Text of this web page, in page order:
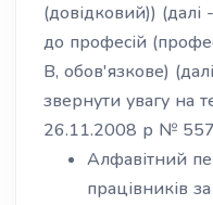
(довідковий))
до професій
В, обов'язкове)
звернути увагу на
26.11.2008 р №
Алфавітний
працівників